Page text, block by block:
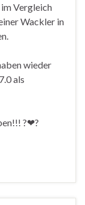
Vergleich
Wackler in
wieder
als
?❤?